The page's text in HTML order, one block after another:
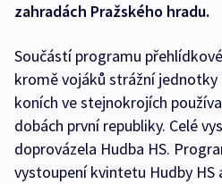
zahradách Pražského hradu.
Součástí programu
kromě vojáků strážní
koních ve stejnokrojích
dobách první republiky. Celé
doprovázela Hudba HS.
vystoupení kvintetu Hudby HS